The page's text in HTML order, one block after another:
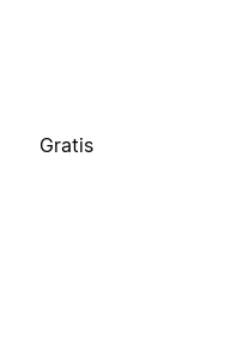
Gratis